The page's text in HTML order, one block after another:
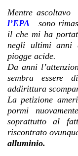
Mentre ascoltavo
l’EPA
sono
il che mi ha
negli ultimi anni
piogge acide.
Da anni
sembra essere
addirittura
La petizione
pormi
soprattutto al
riscontrato
alluminio.